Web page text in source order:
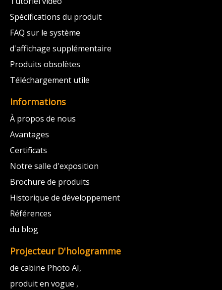
Spécifications du produit
FAQ sur le système
d'affichage supplémentaire
Produits obsolètes
Téléchargement utile
Informations
À propos de nous
Avantages
Certificats
Notre salle d'exposition
Brochure de produits
Historique de développement
Références
du blog
Projecteur D'hologramme
de cabine Photo AI,
produit en vogue ,